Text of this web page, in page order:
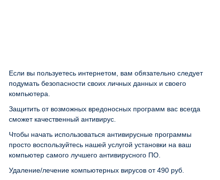
Если вы пользуетесь интернетом, вам обязательно следует
подумать безопасности своих личных данных и своего
компьютера.
Защитить от возможных вредоносных программ вас всегда
сможет качественный антивирус.
Чтобы начать использоваться антивирусные программы
просто воспользуйтесь нашей услугой установки на ваш
компьютер самого лучшего антивирусного ПО.
Удаление/лечение компьютерных вирусов от 490 руб.